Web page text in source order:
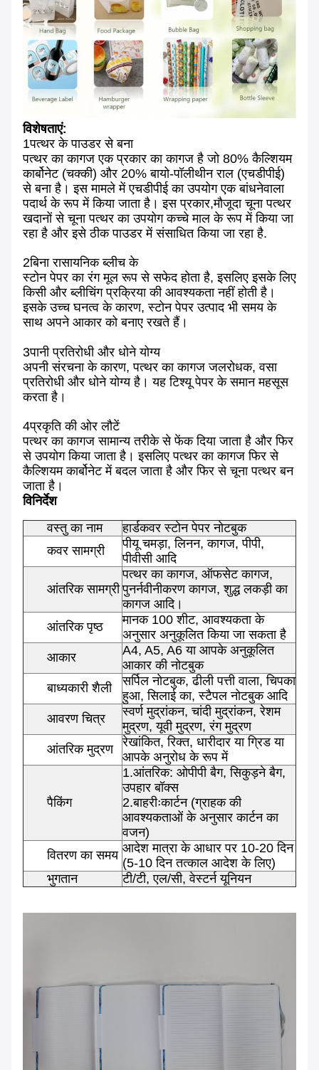
विशेषताएं:
1पत्थर के पाउडर से बना
पत्थर का कागज एक प्रकार का कागज है जो 80% कैल्शियम
कार्बोनेट (चक्की) और 20% बायो-पॉलीथीन राल (एचडीपीई)
से बना है। इस मामले में एचडीपीई का उपयोग एक बांधनेवाला
पदार्थ के रूप में किया जाता है। इस प्रकार,मौजूदा चूना पत्थर
खदानों से चूना पत्थर का उपयोग कच्चे माल के रूप में किया जा
रहा है और इसे ठीक पाउडर में संसाधित किया जा रहा है.
2बिना रासायनिक ब्लीच के
स्टोन पेपर का रंग मूल रूप से सफेद होता है, इसलिए इसके लिए
किसी और ब्लीचिंग प्रक्रिया की आवश्यकता नहीं होती है।
इसके उच्च घनत्व के कारण, स्टोन पेपर उत्पाद भी समय के
साथ अपने आकार को बनाए रखते हैं।
3पानी प्रतिरोधी और धोने योग्य
अपनी संरचना के कारण, पत्थर का कागज जलरोधक, वसा
प्रतिरोधी और धोने योग्य है। यह टिश्यू पेपर के समान महसूस
करता है।
4प्रकृति की ओर लौटें
पत्थर का कागज सामान्य तरीके से फेंक दिया जाता है और फिर
से उपयोग किया जाता है। इसलिए पत्थर का कागज फिर से
कैल्शियम कार्बोनेट में बदल जाता है और फिर से चूना पत्थर बन
जाता है।
विनिर्देश
वस्तु का नाम
हार्डकवर स्टोन पेपर नोटबुक
कवर सामग्री
पीयू चमड़ा, लिनन, कागज, पीपी,
पीवीसी आदि
आंतरिक सामग्री
पत्थर का कागज, ऑफसेट कागज,
पुनर्नवीनीकरण कागज, शुद्ध लकड़ी का
कागज आदि।
आंतरिक पृष्ठ
मानक 100 शीट, आवश्यकता के
अनुसार अनुकूलित किया जा सकता है
आकार
A4, A5, A6 या आपके अनुकूलित
आकार की नोटबुक
बाध्यकारी शैली
सर्पिल नोटबुक, ढीली पत्ती वाला, चिपका
हुआ, सिलाई का, स्टैपल नोटबुक आदि
आवरण चित्र
स्वर्ण मुद्रांकन, चांदी मुद्रांकन, रेशम
मुद्रण, यूवी मुद्रण, रंग मुद्रण
आंतरिक मुद्रण
रेखांकित, रिक्त, धारीदार या ग्रिड या
आपके अनुरोध के रूप में
पैकिंग
1.आंतरिक: ओपीपी बैग, सिकुड़ने बैग,
उपहार बॉक्स
2.बाहरीःकार्टन (ग्राहक की
आवश्यकताओं के अनुसार कार्टन का
वजन)
वितरण का समय आदेश मात्रा के आधार पर 10-20 दिन
(5-10 दिन तत्काल आदेश के लिए)
भुगतान
टी/टी, एल/सी, वेस्टर्न यूनियन